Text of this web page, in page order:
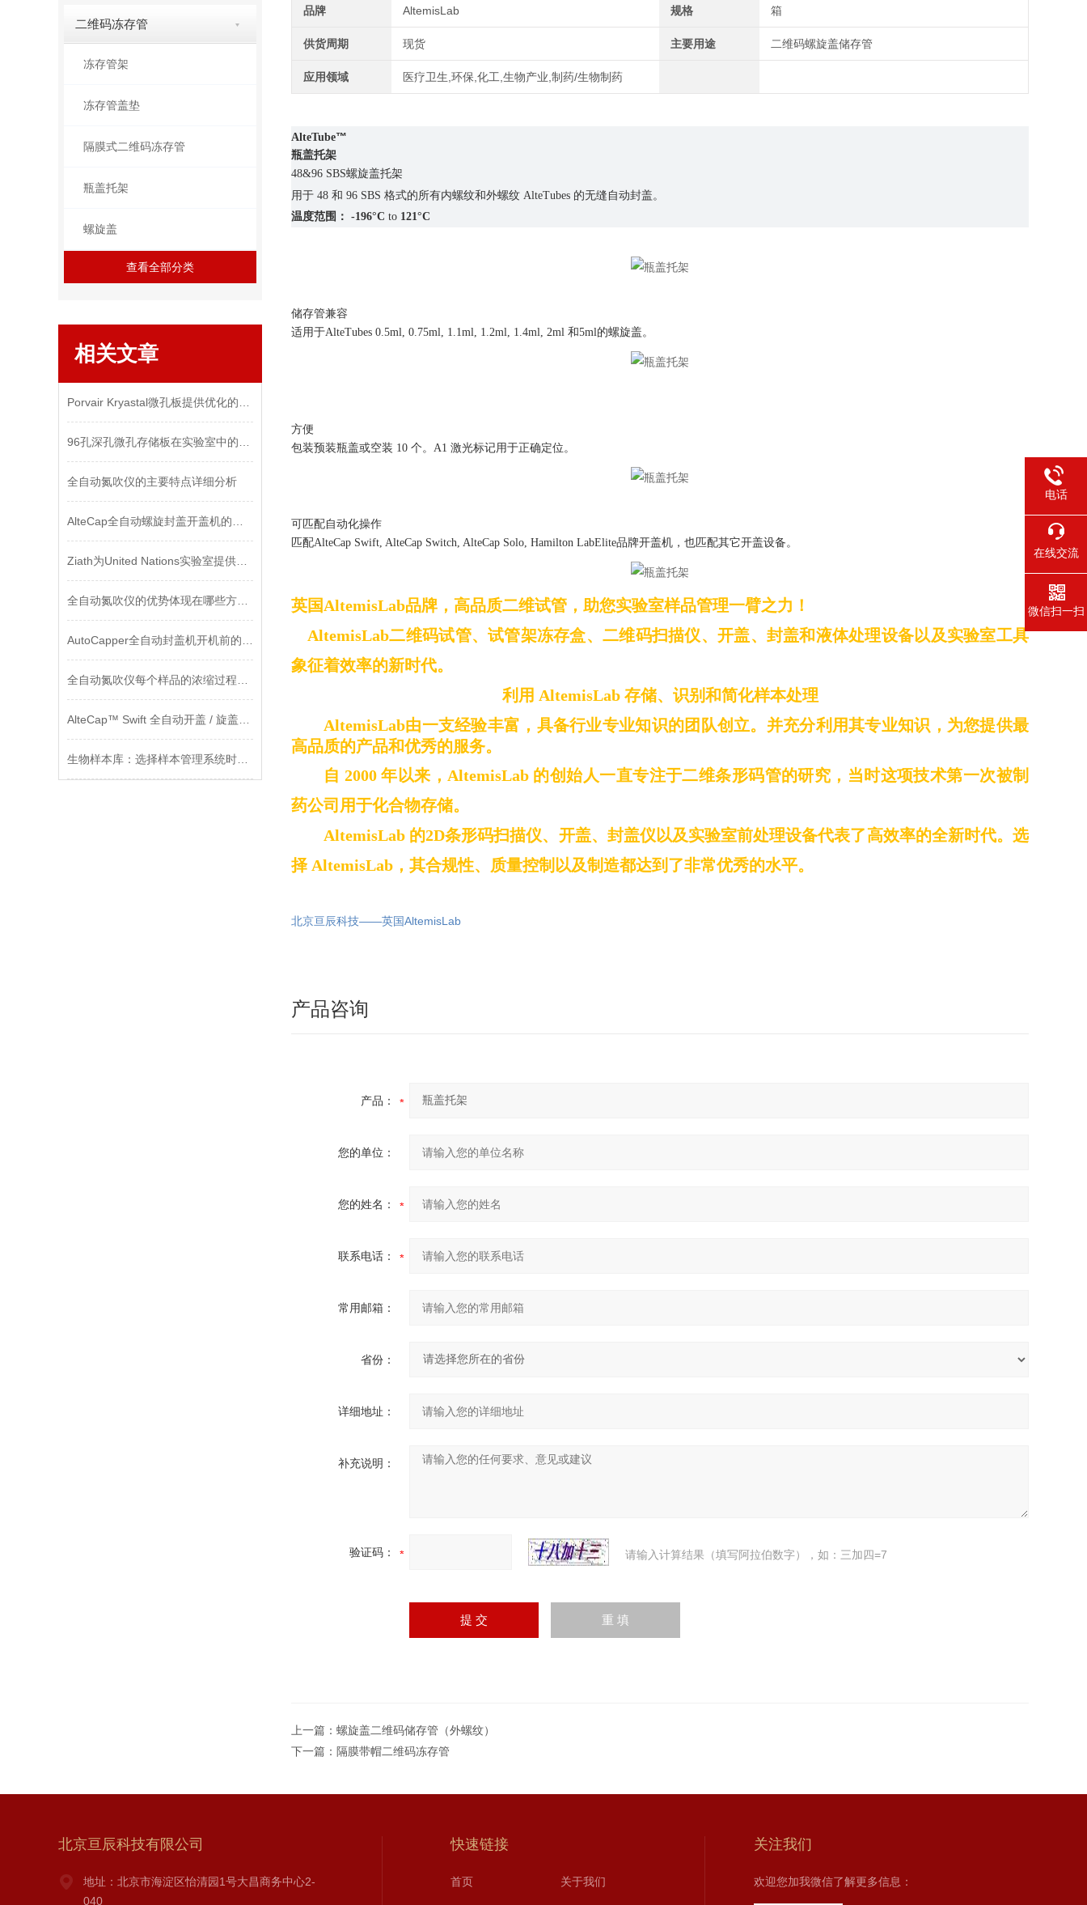
二维码冻存管
冻存管架
冻存管盖垫
隔膜式二维码冻存管
瓶盖托架
螺旋盖
查看全部分类
相关文章
全自动氮吹仪的主要特点详细分析
品牌 AltemisLab 规格 箱
供货周期 现货 主要用途 二维码螺旋盖储存管
应用领域 医疗卫生,环保,化工,生物产业,制药/生物制药
AlteTube™
瓶盖托架
48&96 SBS螺旋盖托架
用于 48 和 96 SBS 格式的所有内螺纹和外螺纹 AlteTubes 的无缝自动封盖。
温度范围： -196°C to 121°C
储存管兼容
适用于AlteTubes 0.5ml, 0.75ml, 1.1ml, 1.2ml, 1.4ml, 2ml 和5ml的螺旋盖。
方便
包装预装瓶盖或空装 10 个。 A1 激光标记用于正确定位。
可匹配自动化操作
匹配AlteCap Swift, AlteCap Switch, AlteCap Solo, Hamilton LabElite品牌开盖机，也匹配其它开盖设备。
英国AltemisLab品牌，高品质二维试管，助您实验室样品管理一臂之力！
AltemisLab二维码试管、试管架冻存盒、二维码扫描仪、开盖、封盖和液体处理设备以及实验室工具
象征着效率的新时代。
利用 AltemisLab 存储、识别和简化样本处理
AltemisLab由一支经验丰富，具备行业专业知识的团队创立。并充分利用其专业知识，为您提供最
高品质的产品和优秀的服务。
自 2000年以来， AltemisLab 的创始人一直专注于二维条形码管的研究，当时这项技术第一次被制
药公司用于化合物存储。
AltemisLab 的2D条形码扫描仪、开盖、封盖仪以及实验室前处理设备代表了高效率的全新时代。选
择 AltemisLab ，其合规性、质量控制以及制造都达到了非常优秀的水平。
北京亘辰科技——英国AltemisLab
产品咨询
产品：
您的单位：
您的姓名：
联系电话：
常用邮箱：
省份：
详细地址：
补充说明：
验证码： 请输入计算结果（填写阿拉伯数字），如：三加四=7
上一篇： 螺旋盖二维码储存管（外螺纹）
下一篇： 隔膜带帽二维码冻存管
北京亘辰科技有限公司
地址：北京市海淀区怡清园1号大昌商务中心2-
040
快速链接
首页 关于我们
关注我们
欢迎您加我微信了解更多信息：
电话
在线交流
微信扫一扫